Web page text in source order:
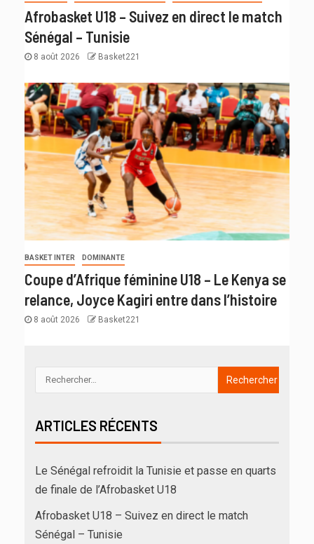
Afrobasket U18 – Suivez en direct le match
Sénégal – Tunisie
8 août 2026 Basket221
BASKET INTER DOMINANTE
Coupe d’Afrique féminine U18 – Le Kenya se
relance, Joyce Kagiri entre dans l’histoire
8 août 2026 Basket221
ARTICLES RÉCENTS
Le Sénégal refroidit la Tunisie et passe en quarts
de finale de l’Afrobasket U18
Afrobasket U18 – Suivez en direct le match
Sénégal – Tunisie